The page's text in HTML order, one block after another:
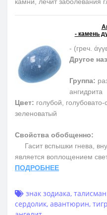
- камень
- (греч.
Другое
Группа:
ангидрита
Цвет: голубой,
зеленоватый
Свойства обобщенно:
Гасит вспышки гнева,
является воплощением
ПОДРОБНЕЕ
знак зодиака,
сердолик, авантюрин,